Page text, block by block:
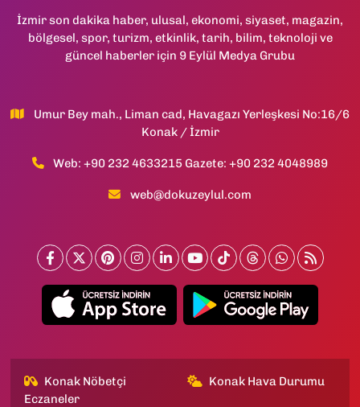
İzmir son dakika haber, ulusal, ekonomi, siyaset, magazin,
bölgesel, spor, turizm, etkinlik, tarih, bilim, teknoloji ve
güncel haberler için 9 Eylül Medya Grubu
Umur Bey mah., Liman cad, Havagazı Yerleşkesi No:16/6
Konak / İzmir
Web: +90 232 4633215 Gazete: +90 232 4048989
web@dokuzeylul.com
Konak Nöbetçi
Eczaneler
Konak Hava Durumu